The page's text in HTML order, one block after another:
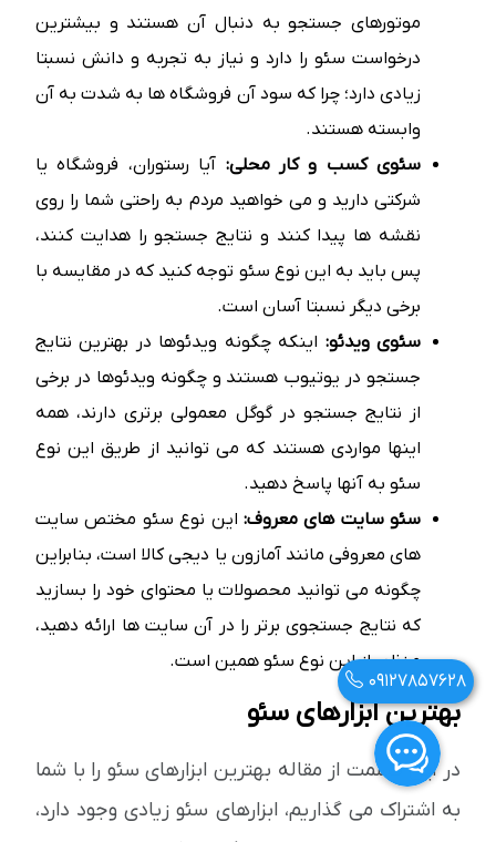
موتورهای جستجو به دنبال آن هستند و بیشترین
درخواست سئو را دارد و نیاز به تجربه و دانش نسبتا
زیادی دارد؛ چرا که سود آن فروشگاه ها به شدت به آن
وابسته هستند.
سئوی کسب و کار محلی: آیا رستوران، فروشگاه یا
شرکتی دارید و می خواهید مردم به راحتی شما را روی
نقشه ها پیدا کنند و نتایج جستجو را هدایت کنند،
پس باید به این نوع سئو توجه کنید که در مقایسه با
برخی دیگر نسبتا آسان است.
سئوی ویدئو: اینکه چگونه ویدئوها در بهترین نتایج
جستجو در یوتیوب هستند و چگونه ویدئوها در برخی
از نتایج جستجو در گوگل معمولی برتری دارند، همه
اینها مواردی هستند که می توانید از طریق این نوع
سئو به آنها پاسخ دهید.
سئو سایت های معروف: این نوع سئو مختص سایت
های معروفی مانند آمازون یا دیجی کالا است، بنابراین
چگونه می توانید محصولات یا محتوای خود را بسازید
که نتایج جستجوی برتر را در آن سایت ها ارائه دهید،
منظور از این نوع سئو همین است.
بهترین ابزارهای سئو
در این قسمت از مقاله بهترین ابزارهای سئو را با شما
به اشتراک می گذاریم، ابزارهای سئو زیادی وجود دارد،
09127857628